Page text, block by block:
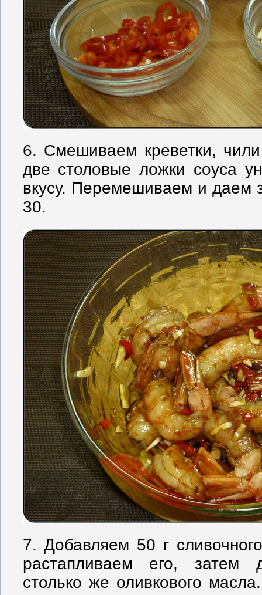
6. Смешиваем креветки,
две столовые ложки соуса
вкусу. Перемешиваем и даем
30.
7. Добавляем 50 г
растапливаем его, затем
столько же оливкового